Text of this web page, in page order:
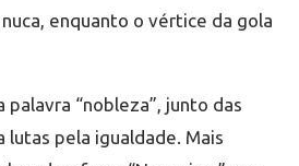
enquanto o vértice da gola
palavra “nobleza”, junto das
pela igualdade. Mais